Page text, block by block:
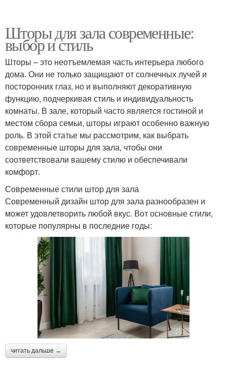
Шторы для зала современные:
выбор и стиль
Шторы – это неотъемлемая часть интерьера любого
дома. Они не только защищают от солнечных лучей и
посторонних глаз, но и выполняют декоративную
функцию, подчеркивая стиль и индивидуальность
комнаты. В зале, который часто является гостиной и
местом сбора семьи, шторы играют особенно важную
роль. В этой статье мы рассмотрим, как выбрать
современные шторы для зала, чтобы они
соответствовали вашему стилю и обеспечивали
комфорт.
Современные стили штор для зала
Современный дизайн штор для зала разнообразен и
может удовлетворить любой вкус. Вот основные стили,
которые популярны в последние годы:
читать дальше →